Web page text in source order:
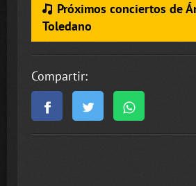
Próximos conciertos de
Toledano
Compartir: